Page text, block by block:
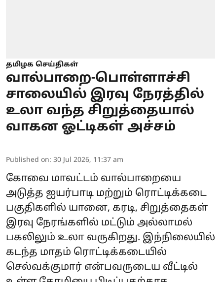
தமிழக செய்திகள்
வால்பாறை-பொள்ளாச்சி
சாலையில் இரவு நேரத்தில்
உலா வந்த சிறுத்தையால்
வாகன ஓட்டிகள் அச்சம்
Published on: 30 Jul 2026, 11:37 am
கோவை மாவட்டம் வால்பாறையை
அடுத்த ஐயர்பாடி மற்றும் ரொட்டிக்கடை
பகுதிகளில் யானை, கரடி, சிறுத்தைகள்
இரவு நேரங்களில் மட்டும் அல்லாமல்
பகலிலும் உலா வருகிறது. இந்நிலையில்
கடந்த மாதம் ரொட்டிக்கடையில்
செல்வக்குமார் என்பவருடைய வீட்டில்